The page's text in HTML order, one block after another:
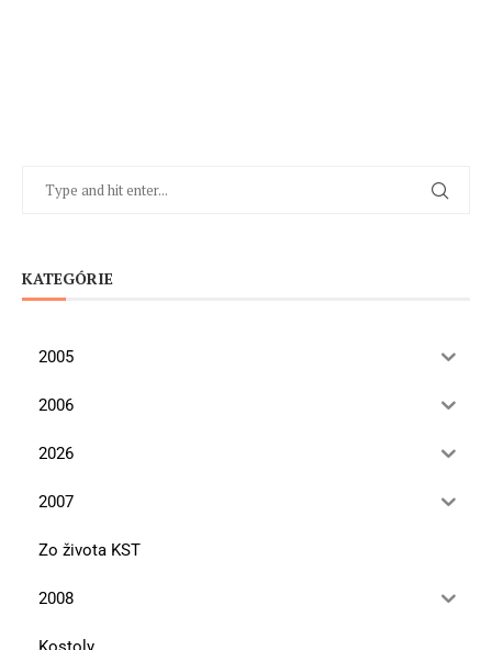
KATEGÓRIE
2005
2006
2026
2007
Zo života KST
2008